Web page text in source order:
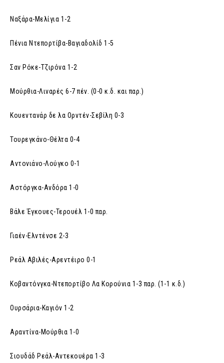
Ναξάρα-Μελίγια 1-2
Πένια Ντεπορτίβα-Βαγιαδολίδ 1-5
Σαν Ρόκε-Τζιρόνα 1-2
Μούρθια-Λιναρές 6-7 πέν. (0-0 κ.δ. και παρ.)
Κουεντανάρ δε λα Ορντέν-Σεβίλη 0-3
Τουρεγκάνο-Θέλτα 0-4
Αντονιάνο-Λούγκο 0-1
Αστόργκα-Ανδόρα 1-0
Βάλε Έγκουες-Τερουέλ 1-0 παρ.
Γιαέν-Ελντένσε 2-3
Ρεάλ Αβιλές-Αρεντέιρο 0-1
Κοβαντόνγκα-Ντεπορτίβο Λα Κορούνια 1-3 παρ. (1-1 κ.δ.)
Ουρσάρια-Καγιόν 1-2
Αραντίνα-Μούρθια 1-0
Σιουδάδ Ρεάλ-Αντεκουέρα 1-3